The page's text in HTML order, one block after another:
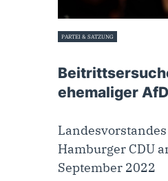
PARTEI & SATZUNG
ehemaliger
Hamburger CDU
September 2022